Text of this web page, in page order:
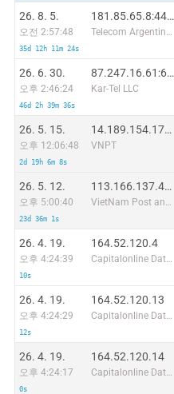
26. 8. 5.
오전 2:57:48
35d 12h 11m 24s
181.85.65.8:44408
Telecom Argentina S.A.
26. 6. 30.
오후 2:46:24
46d 2h 39m 36s
87.247.16.61:61963
Kar-Tel LLC
26. 5. 15.
오후 12:06:48
2d 19h 6m 8s
14.189.154.179:57517
VNPT
26. 5. 12.
오후 5:00:40
23d 36m 1s
113.166.137.40:42315
VietNam Post and Telecom Corporation
26. 4. 19.
오후 4:24:39
10s
164.52.120.4
Capitalonline Data Service (HK) Co
26. 4. 19.
오후 4:24:29
12s
164.52.120.13
Capitalonline Data Service (HK) Co
26. 4. 19.
오후 4:24:17
0s
164.52.120.14
Capitalonline Data Service (HK) Co